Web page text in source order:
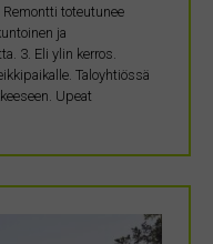
toteutunee
ja
3. Eli ylin kerros.
Taloyhtiössä
Upeat